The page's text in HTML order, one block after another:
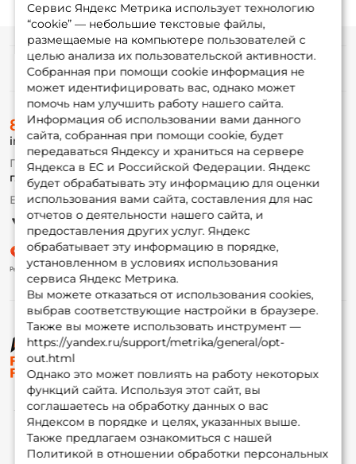
Сервис Яндекс Метрика использует технологию
“cookie” — небольшие текстовые файлы,
размещаемые на компьютере пользователей с
целью анализа их пользовательской активности.
Собранная при помощи cookie информация не
может идентифицировать вас, однако может
помочь нам улучшить работу нашего сайта.
Информация об использовании вами данного
сайта, собранная при помощи cookie, будет
передаваться Яндексу и храниться на сервере
Яндекса в ЕС и Российской Федерации. Яндекс
будет обрабатывать эту информацию для оценки
использования вами сайта, составления для нас
отчетов о деятельности нашего сайта, и
предоставления других услуг. Яндекс
обрабатывает эту информацию в порядке,
установленном в условиях использования
сервиса Яндекс Метрика.
Вы можете отказаться от использования cookies,
выбрав соответствующие настройки в браузере.
Также вы можете использовать инструмент —
https://yandex.ru/support/metrika/general/opt-
out.html
Однако это может повлиять на работу некоторых
функций сайта. Используя этот сайт, вы
соглашаетесь на обработку данных о вас
Яндексом в порядке и целях, указанных выше.
Также предлагаем ознакомиться с нашей
Политикой в отношении обработки персональных
© ФоксФишинг, 2009-2026
Информация
О магазине
Доставка
Оплата
Fox-bonus
Гуру
Партнерская программа
8 (495) 532-77-88
info@foxfishing.ru
По вопросам с заказом
г. Москва, ул. Плеханова д.7
Ежедневно 10:00 до 20:00